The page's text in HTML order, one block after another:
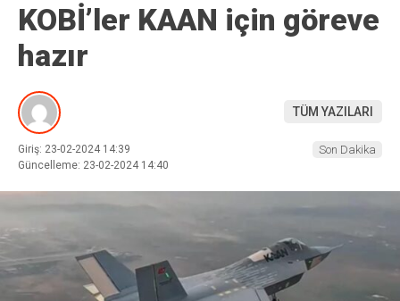
KOBİ’ler KAAN için göreve
hazır
TÜM YAZILARI
Giriş: 23-02-2024 14:39
Güncelleme: 23-02-2024 14:40
Son Dakika